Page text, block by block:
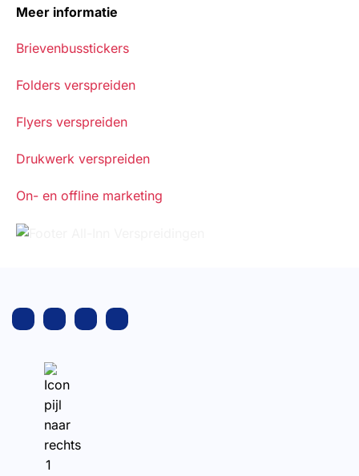
Meer informatie
Brievenbusstickers
Folders verspreiden
Flyers verspreiden
Drukwerk verspreiden
On- en offline marketing